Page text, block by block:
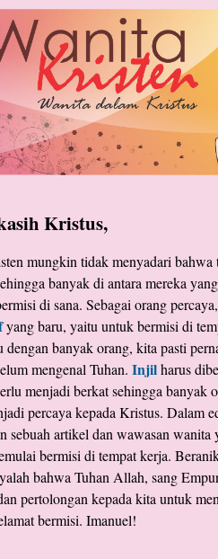
Kristus,
mungkin tidak menyadari bahwa
banyak di antara mereka
di sana. Sebagai orang
yang baru, yaitu untuk bermisi di
dengan banyak orang, kita pasti
mengenal Tuhan. Injilharus
menjadi berkat sehingga banyak
percaya kepada Kristus. Dalam
sebuah artikel dan wawasan wanita
bermisi di tempat kerja.
bahwa Tuhan Allah, sang
pertolongan kepada kita untuk
bermisi. Imanuel!